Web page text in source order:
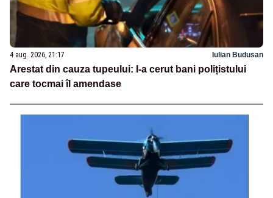
4 aug. 2026, 21:17 Iulian Budusan
Arestat din cauza tupeului: I-a cerut bani polițistului
care tocmai îl amendase